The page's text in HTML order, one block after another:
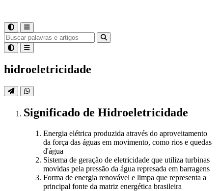
hidroeletricidade
Significado de Hidroeletricidade
Energia elétrica produzida através do aproveitamento
da força das águas em movimento, como rios e quedas
d'água
Sistema de geração de eletricidade que utiliza turbinas
movidas pela pressão da água represada em barragens
Forma de energia renovável e limpa que representa a
principal fonte da matriz energética brasileira